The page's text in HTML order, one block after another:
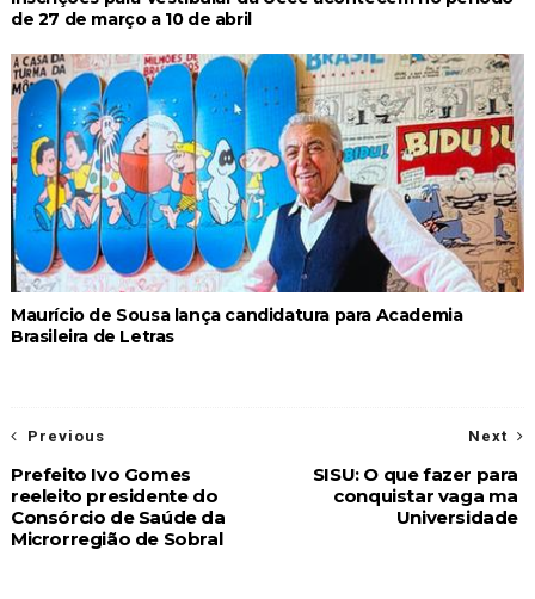
de 27 de março a 10 de abril
Maurício de Sousa lança candidatura para Academia
Brasileira de Letras
Next
SISU: O que fazer para
conquistar vaga ma
Universidade
Previous
Prefeito Ivo Gomes
reeleito presidente do
Consórcio de Saúde da
Microrregião de Sobral